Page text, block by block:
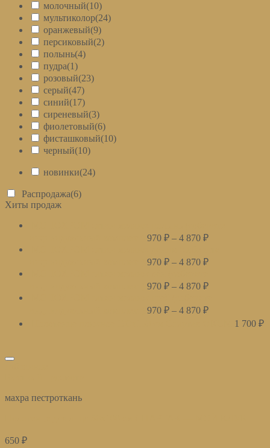
молочный(10)
мультиколор(24)
оранжевый(9)
персиковый(2)
полынь(4)
пудра(1)
розовый(23)
серый(47)
синий(17)
сиреневый(3)
фиолетовый(6)
фисташковый(10)
черный(10)
новинки(24)
Распродажа(6)
Хиты продаж
970 ₽ – 4 870 ₽
970 ₽ – 4 870 ₽
970 ₽ – 4 870 ₽
970 ₽ – 4 870 ₽
1 700 ₽
махра пестроткань
650 ₽